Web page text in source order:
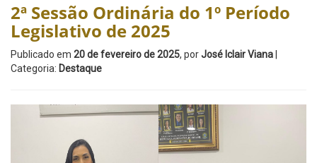
2ª Sessão Ordinária do 1º Período
Legislativo de 2025
Publicado em 20 de fevereiro de 2025, porJosé Iclair Viana
Categoria: Destaque